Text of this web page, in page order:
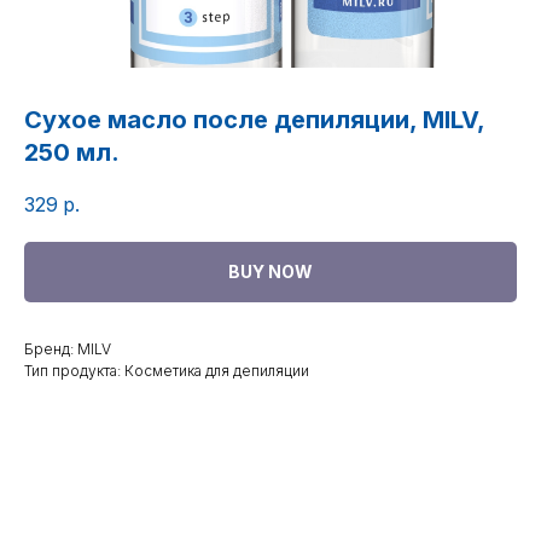
Сухое масло после депиляции, MILV,
250 мл.
329 р.
BUY NOW
Бренд: MILV
Тип продукта: Косметика для депиляции